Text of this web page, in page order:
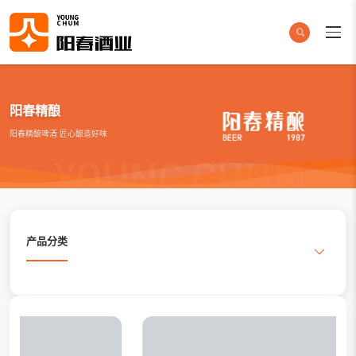
阳春精酿
阳春精酿啤酒 匠心酿造好味
产品分类